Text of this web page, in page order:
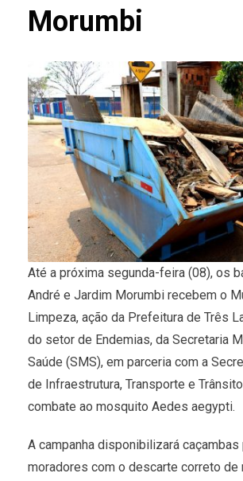
Morumbi
Até a próxima segunda-feira (08), os
André e Jardim Morumbi recebem o
Limpeza, ação da Prefeitura de Três
do setor de Endemias, da Secretaria
Saúde (SMS), em parceria com a
de Infraestrutura, Transporte e
combate ao mosquito Aedes aegypti.
A campanha disponibilizará caçambas
moradores com o descarte correto de